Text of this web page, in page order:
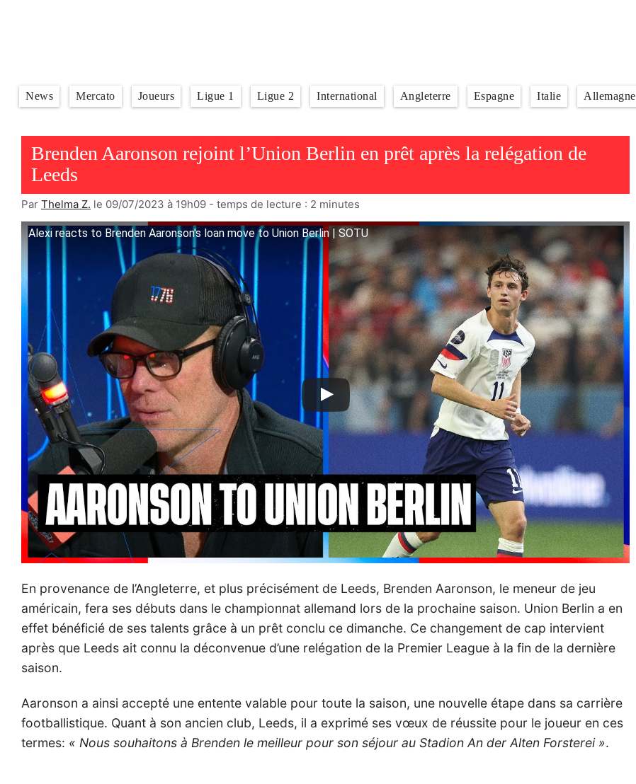
News Mercato Joueurs Ligue 1 Ligue 2 International Angleterre Espagne Italie Allemagne
Brenden Aaronson rejoint l’Union Berlin en prêt après la relégation de
Leeds
Par Thelma Z. le 09/07/2023 à 19h09 - temps de lecture : 2 minutes
Alexi reacts to Brenden Aaronson's loan move to Union Berlin | SOTU
En provenance de l’Angleterre, et plus précisément de Leeds, Brenden Aaronson, le meneur de jeu
américain, fera ses débuts dans le championnat allemand lors de la prochaine saison. Union Berlin a en
effet bénéficié de ses talents grâce à un prêt conclu ce dimanche. Ce changement de cap intervient
après que Leeds ait connu la déconvenue d’une relégation de la Premier League à la fin de la dernière
saison.
Aaronson a ainsi accepté une entente valable pour toute la saison, une nouvelle étape dans sa carrière
footballistique. Quant à son ancien club, Leeds, il a exprimé ses vœux de réussite pour le joueur en ces
termes: « Nous souhaitons à Brenden le meilleur pour son séjour au Stadion An der Alten Forsterei ».